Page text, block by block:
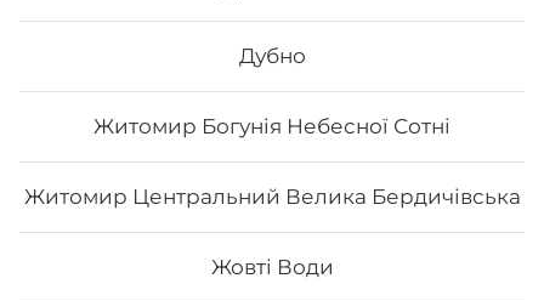
Дубно
Житомир Богунія Небесної Сотні
Житомир Центральний Велика Бердичівська
Жовті Води
Хоші
Вага: 310 г Склад: норі, рис, сир філадельфія, тобіко,